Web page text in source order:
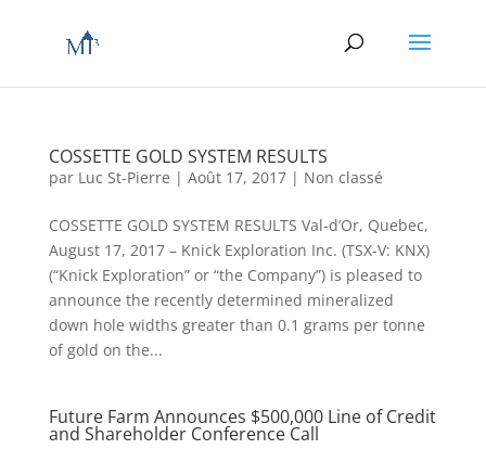
COSSETTE GOLD SYSTEM RESULTS
par Luc St-Pierre | Août 17, 2017| Non classé
COSSETTE GOLD SYSTEM RESULTS Val-d’Or, Quebec,
August 17, 2017 – Knick Exploration Inc. (TSX-V: KNX)
(“Knick Exploration” or “the Company”) is pleased to
announce the recently determined mineralized
down hole widths greater than 0.1 grams per tonne
of gold on the...
Future Farm Announces $500,000 Line of Credit
and Shareholder Conference Call